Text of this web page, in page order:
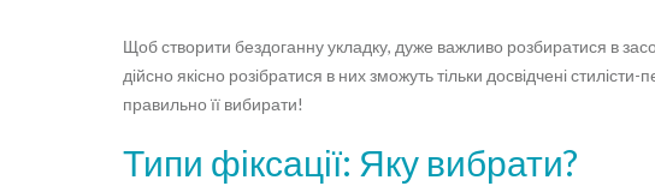
Щоб створити бездоганну укладку, дуже важливо розбиратися в
дійсно якісно розібратися в них зможуть тільки досвідчені
правильно її вибирати!
Типи фіксації: Яку вибрати?